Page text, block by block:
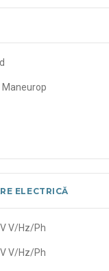
Maneurop
ELECTRICĂ
V/Hz/Ph
V/Hz/Ph